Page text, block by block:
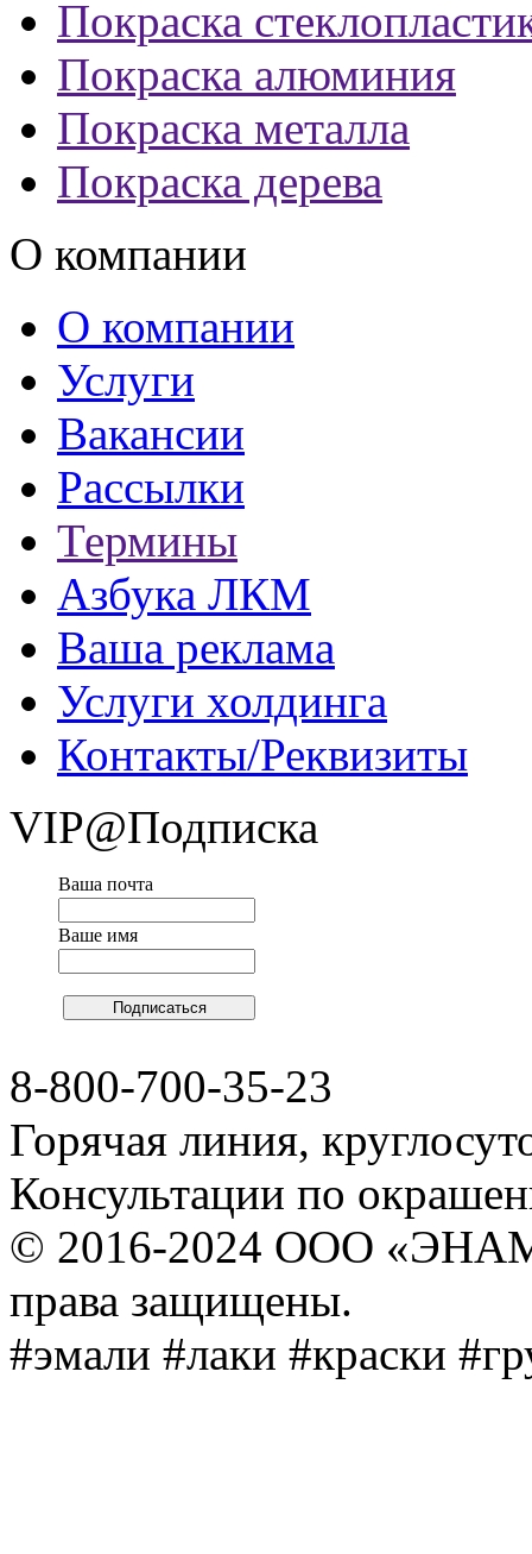
Покраска
Покраска алюминия
Покраска металла
Покраска дерева
О компании
О компании
Услуги
Вакансии
Рассылки
Термины
Азбука ЛКМ
Ваша реклама
Услуги холдинга
Контакты/Реквизиты
VIP@Подписка
Ваша почта
Ваше имя
8-800-700-35-23
Горячая линия,
Консультации по
© 2016-2024 ООО
права защищены.
#эмали #лаки #краски